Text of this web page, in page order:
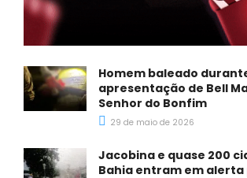
Homem baleado
apresentação de Bell
Senhor do Bonfim
29 de maio de 2026
Jacobina e quase 200
Bahia entram em